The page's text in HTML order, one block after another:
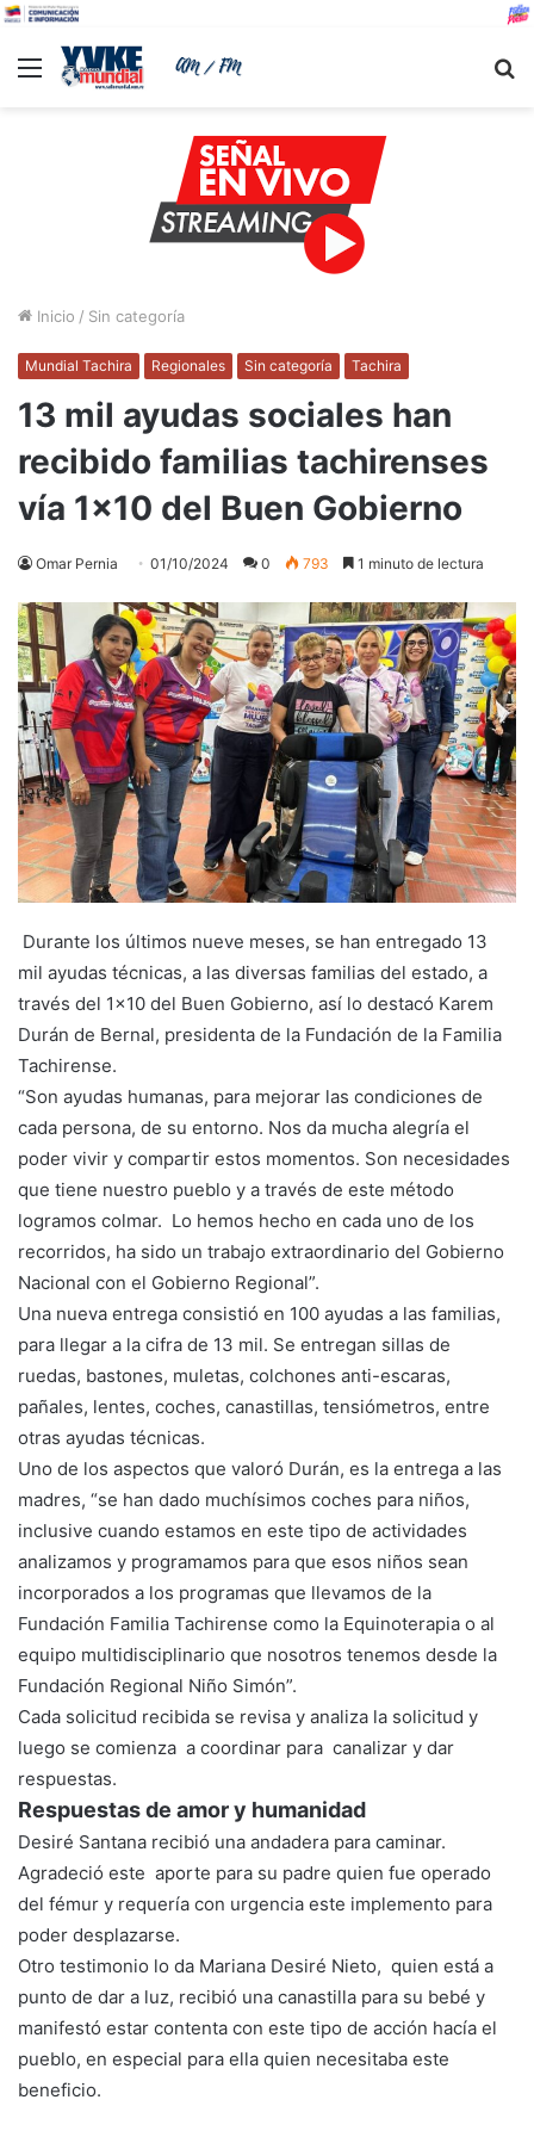
Menu
Inicio / Sin categoría
Mundial Tachira Regionales Sin categoría Tachira
13 mil ayudas sociales han
recibido familias tachirenses
vía 1×10 del Buen Gobierno
Omar Pernia 01/10/2024 0 793 1 minuto de lectura
Durante los últimos nueve meses, se han entregado 13
mil ayudas técnicas, a las diversas familias del estado, a
través del 1×10 del Buen Gobierno, así lo destacó Karem
Durán de Bernal, presidenta de la Fundación de la Familia
Tachirense.
“Son ayudas humanas, para mejorar las condiciones de
cada persona, de su entorno. Nos da mucha alegría el
poder vivir y compartir estos momentos. Son necesidades
que tiene nuestro pueblo y a través de este método
logramos colmar. Lo hemos hecho en cada uno de los
recorridos, ha sido un trabajo extraordinario del Gobierno
Nacional con el Gobierno Regional”.
Una nueva entrega consistió en 100 ayudas a las familias,
para llegar a la cifra de 13 mil. Se entregan sillas de
ruedas, bastones, muletas, colchones anti-escaras,
pañales, lentes, coches, canastillas, tensiómetros, entre
otras ayudas técnicas.
Uno de los aspectos que valoró Durán, es la entrega a las
madres, “se han dado muchísimos coches para niños,
inclusive cuando estamos en este tipo de actividades
analizamos y programamos para que esos niños sean
incorporados a los programas que llevamos de la
Fundación Familia Tachirense como la Equinoterapia o al
equipo multidisciplinario que nosotros tenemos desde la
Fundación Regional Niño Simón”.
Cada solicitud recibida se revisa y analiza la solicitud y
luego se comienza a coordinar para canalizar y dar
respuestas.
Respuestas de amor y humanidad
Desiré Santana recibió una andadera para caminar.
Agradeció este aporte para su padre quien fue operado
del fémur y requería con urgencia este implemento para
poder desplazarse.
Otro testimonio lo da Mariana Desiré Nieto, quien está a
punto de dar a luz, recibió una canastilla para su bebé y
manifestó estar contenta con este tipo de acción hacía el
pueblo, en especial para ella quien necesitaba este
beneficio.